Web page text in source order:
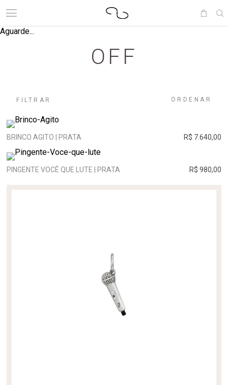
Aguarde...
OFF
FILTRAR ORDENAR
BRINCO AGITO | PRATA R$ 7.640,00
PINGENTE VOCÊ QUE LUTE | PRATA R$ 980,00